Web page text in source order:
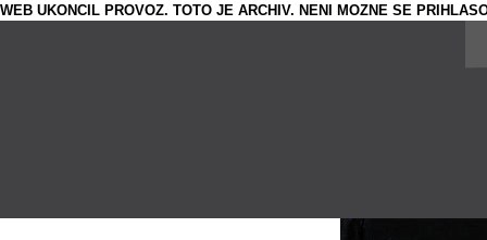
WEB UKONCIL PROVOZ. TOTO JE ARCHIV. NENI MOZNE SE